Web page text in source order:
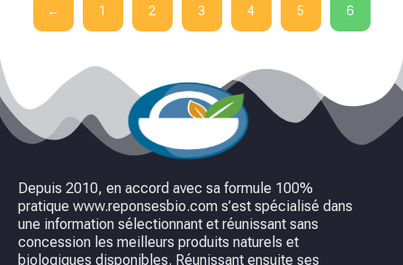
← 1 2 3 4 5 6
Depuis 2010, en accord avec sa formule 100%
pratique www.reponsesbio.com s’est spécialisé dans
une information sélectionnant et réunissant sans
concession les meilleurs produits naturels et
biologiques disponibles. Réunissant ensuite ses